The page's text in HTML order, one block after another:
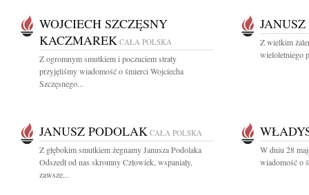
WOJCIECH SZCZĘSNY
KACZMAREK CAŁA POLSKA
Z ogromnym smutkiem i poczuciem straty
przyjęliśmy wiadomość o śmierci Wojciecha
Szczęsnego...
Z wielkim
wieloletniego
JANUSZ PODOLAK CAŁA POLSKA
Z głębokim smutkiem żegnamy Janusza Podolaka
Odszedł od nas skromny Człowiek, wspaniały,
zawsze...
W dniu 28
wiadomość o